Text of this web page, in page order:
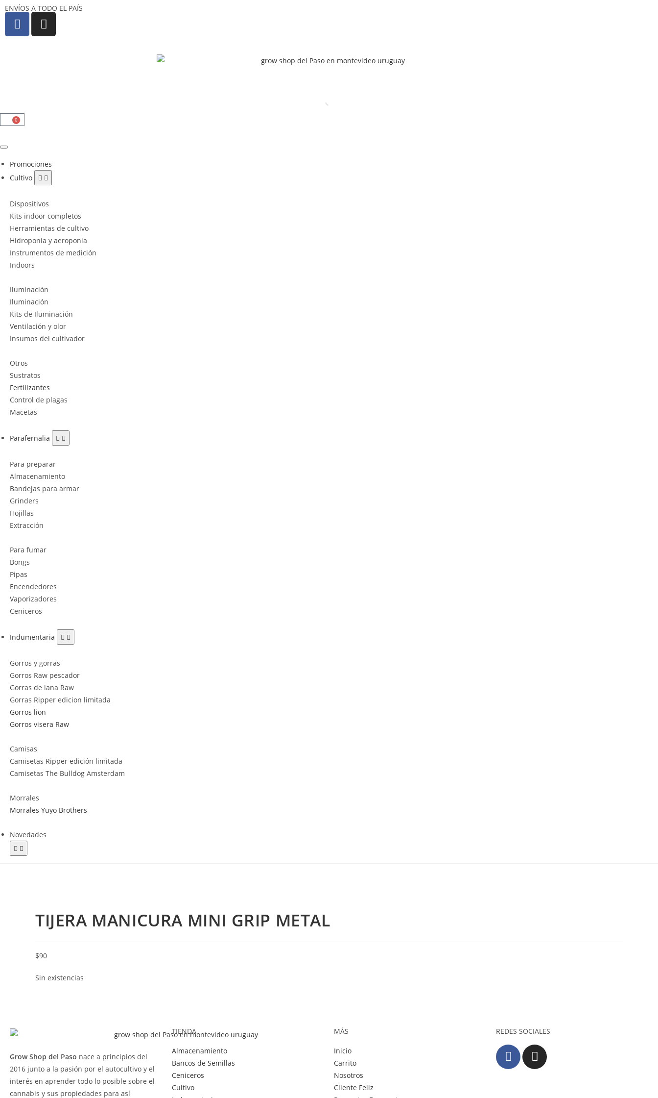
ENVÍOS A TODO EL PAÍS
0
Promociones
Cultivo
Dispositivos
Kits indoor completos
Herramientas de cultivo
Hidroponia y aeroponia
Instrumentos de medición
Indoors
Iluminación
Iluminación
Kits de Iluminación
Ventilación y olor
Insumos del cultivador
Otros
Sustratos
Fertilizantes
Control de plagas
Macetas
Parafernalia
Para preparar
Almacenamiento
Bandejas para armar
Grinders
Hojillas
Extracción
Para fumar
Bongs
Pipas
Encendedores
Vaporizadores
Ceniceros
Indumentaria
Gorros y gorras
Gorros Raw pescador
Gorras de lana Raw
Gorras Ripper edicion limitada
Gorros lion
Gorros visera Raw
Camisas
Camisetas Ripper edición limitada
Camisetas The Bulldog Amsterdam
Morrales
Morrales Yuyo Brothers
Novedades
TIJERA MANICURA MINI GRIP METAL
$90
Sin existencias
Grow Shop del Paso nace a principios del
2016 junto a la pasión por el autocultivo y el
interés en aprender todo lo posible sobre el
cannabis y sus propiedades para así
TIENDA
Almacenamiento
Bancos de Semillas
Ceniceros
Cultivo
MÁS
Inicio
Carrito
Nosotros
Cliente Feliz
REDES SOCIALES